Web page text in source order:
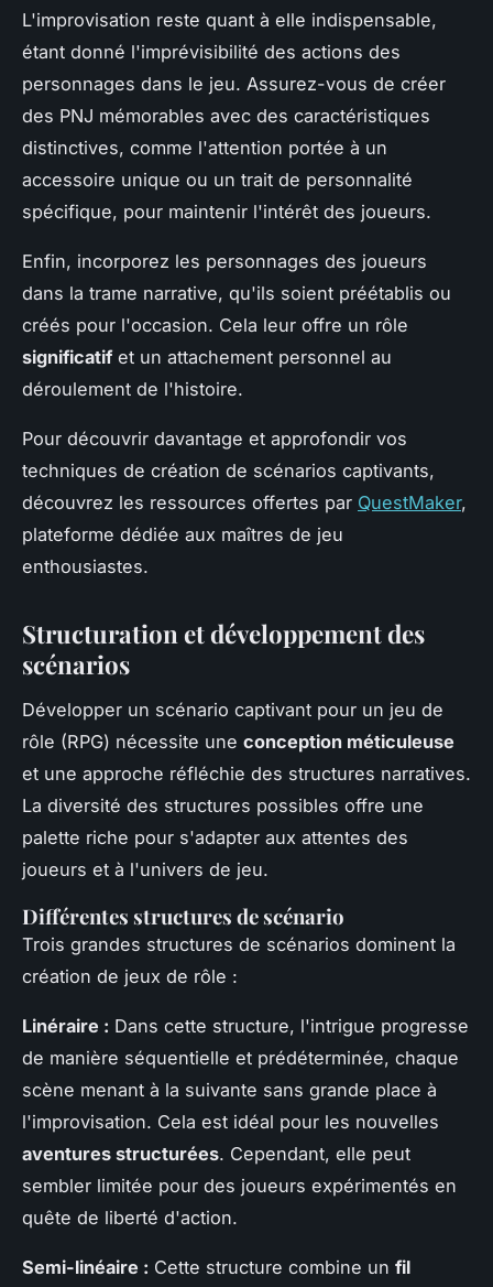
L'improvisation reste quant à elle indispensable,
étant donné l'imprévisibilité des actions des
personnages dans le jeu. Assurez-vous de créer
des PNJ mémorables avec des caractéristiques
distinctives, comme l'attention portée à un
accessoire unique ou un trait de personnalité
spécifique, pour maintenir l'intérêt des joueurs.
Enfin, incorporez les personnages des joueurs
dans la trame narrative, qu'ils soient préétablis ou
créés pour l'occasion. Cela leur offre un rôle
significatifet un attachement personnel au
déroulement de l'histoire.
Pour découvrir davantage et approfondir vos
techniques de création de scénarios captivants,
découvrez les ressources offertes par QuestMaker,
plateforme dédiée aux maîtres de jeu
enthousiastes.
Structuration et développement des
scénarios
Développer un scénario captivant pour un jeu de
rôle (RPG) nécessite une conception méticuleuse
et une approche réfléchie des structures narratives.
La diversité des structures possibles offre une
palette riche pour s'adapter aux attentes des
joueurs et à l'univers de jeu.
Différentes structures de scénario
Trois grandes structures de scénarios dominent la
création de jeux de rôle :
Linéraire : Dans cette structure, l'intrigue progresse
de manière séquentielle et prédéterminée, chaque
scène menant à la suivante sans grande place à
l'improvisation. Cela est idéal pour les nouvelles
aventures structurées. Cependant, elle peut
sembler limitée pour des joueurs expérimentés en
quête de liberté d'action.
Semi-linéaire : Cette structure combine un fil